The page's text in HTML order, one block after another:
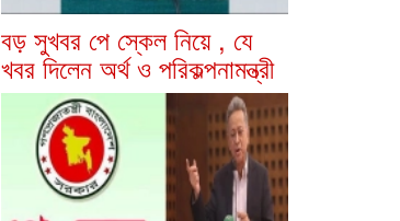
বড় সুখবর পে স্কেল নিয়ে , যে
খবর দিলেন অর্থ ও পরিকল্পনামন্ত্রী